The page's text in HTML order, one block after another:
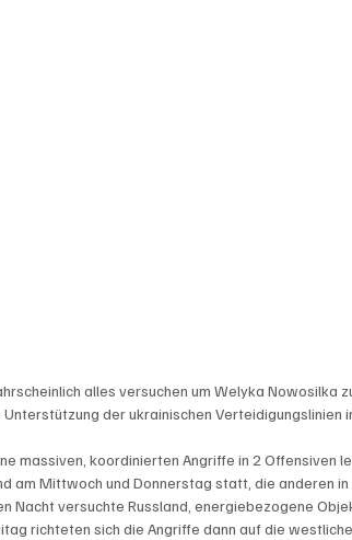
alles versuchen um Welyka Nowosilka
der ukrainischen Verteidigungslinien
massiven, koordinierten Angriffe in 2 Offensiven
am Mittwoch und Donnerstag statt, die anderen
Nacht versuchte Russland, energiebezogene
richteten sich die Angriffe dann auf die